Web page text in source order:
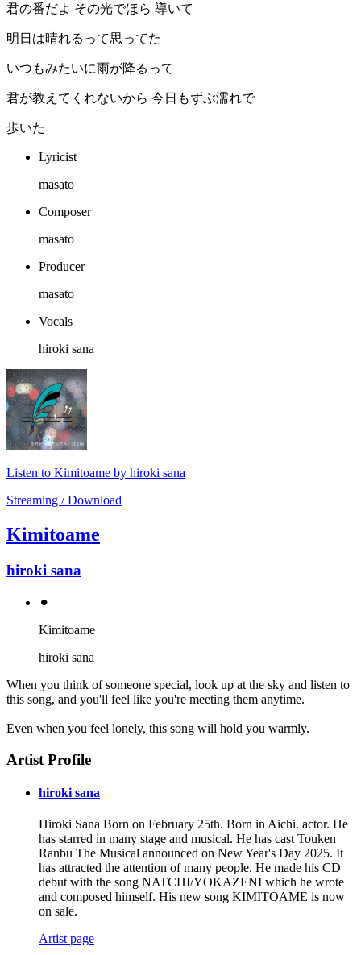
君の番だよ その光でほら 導いて
明日は晴れるって思ってた
いつもみたいに雨が降るって
君が教えてくれないから 今日もずぶ濡れで
歩いた
Lyricist
masato
Composer
masato
Producer
masato
Vocals
hiroki sana
Listen to Kimitoame by hiroki sana
Streaming / Download
Kimitoame
hiroki sana
⚫︎
Kimitoame
hiroki sana
When you think of someone special, look up at the sky and listen to
this song, and you'll feel like you're meeting them anytime.
Even when you feel lonely, this song will hold you warmly.
Artist Profile
hiroki sana
Hiroki Sana Born on February 25th. Born in Aichi. actor. He
has starred in many stage and musical. He has cast Touken
Ranbu The Musical announced on New Year's Day 2025. It
has attracted the attention of many people. He made his CD
debut with the song NATCHI/YOKAZENI which he wrote
and composed himself. His new song KIMITOAME is now
on sale.
Artist page